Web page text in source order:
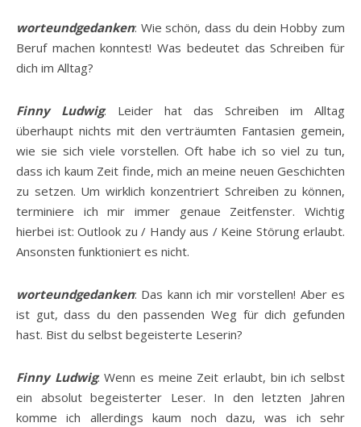
worteundgedanken: Wie schön, dass du dein Hobby zum
Beruf machen konntest! Was bedeutet das Schreiben für
dich im Alltag?
Finny Ludwig: Leider hat das Schreiben im Alltag
überhaupt nichts mit den verträumten Fantasien gemein,
wie sie sich viele vorstellen. Oft habe ich so viel zu tun,
dass ich kaum Zeit finde, mich an meine neuen Geschichten
zu setzen. Um wirklich konzentriert Schreiben zu können,
terminiere ich mir immer genaue Zeitfenster. Wichtig
hierbei ist: Outlook zu / Handy aus / Keine Störung erlaubt.
Ansonsten funktioniert es nicht.
worteundgedanken: Das kann ich mir vorstellen! Aber es
ist gut, dass du den passenden Weg für dich gefunden
hast. Bist du selbst begeisterte Leserin?
Finny Ludwig: Wenn es meine Zeit erlaubt, bin ich selbst
ein absolut begeisterter Leser. In den letzten Jahren
komme ich allerdings kaum noch dazu, was ich sehr